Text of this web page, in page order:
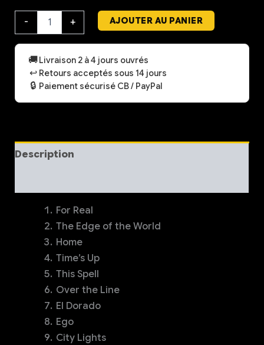
-
or
Dying
Vinyle
album
+ AJOUTER AU PANIER
🚚Livraison 2 à 4 jours ouvrés
↩️ Retours acceptés sous 14 jours
🔒 Paiement sécurisé CB / PayPal
Description
For Real
The Edge of the World
Home
Time’s Up
This Spell
Over the Line
El Dorado
Ego
City Lights